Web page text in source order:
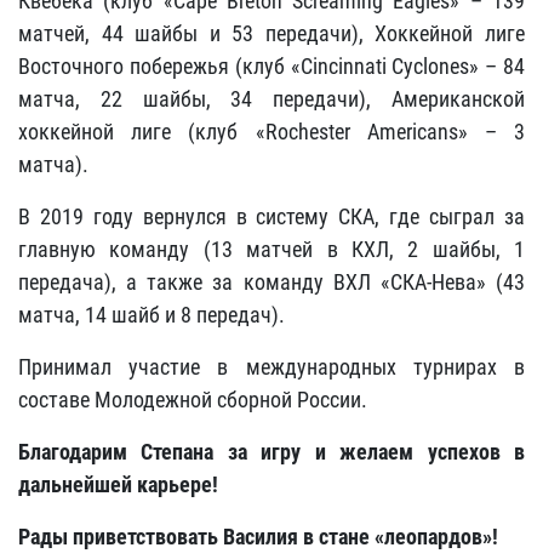
матчей, 44 шайбы и 53 передачи), Хоккейной лиге
Восточного побережья (клуб «Cincinnati Cyclones» – 84
матча, 22 шайбы, 34 передачи), Американской
хоккейной лиге (клуб «Rochester Americans» – 3
матча).
В 2019 году вернулся в систему СКА, где сыграл за
главную команду (13 матчей в КХЛ, 2 шайбы, 1
передача), а также за команду ВХЛ «СКА-Нева» (43
матча, 14 шайб и 8 передач).
Принимал участие в международных турнирах в
составе Молодежной сборной России.
Благодарим Степана за игру и желаем успехов в
дальнейшей карьере!
Рады приветствовать Василия в стане «леопардов»!